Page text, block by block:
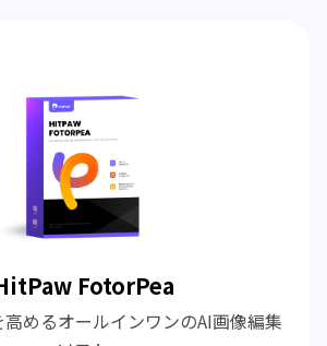
FotorPea
めるオールインワンのAI画像編集